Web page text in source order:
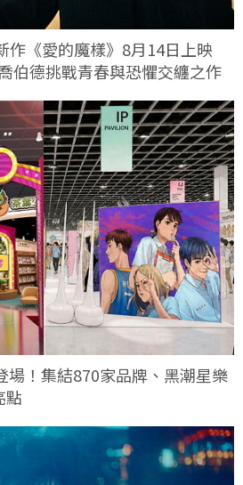
作《愛的魔樣》8月14日上映
伯德挑戰青春與恐懼交纏之作
場！集結870家品牌、黑潮星樂
點